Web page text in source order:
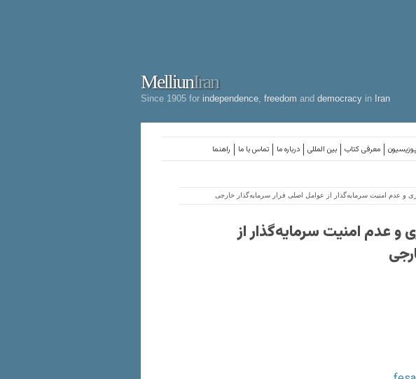
MelliunIran
Since 1905 for independence freedom and democracy in Iran
راهنما تماس با ما درباره ما بین المللی معرفی کتاب
و عدم امنیت سرمایه‌گذار از عوامل اصلی فرار سرمایه‌گذار خارجی
و عدم امنیت سرمایه‌گذار از